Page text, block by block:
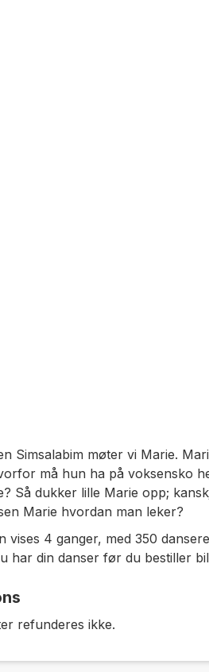
Simsalabim møter vi Marie.
må hun ha på voksensko
Så dukker lille Marie opp;
Marie hvordan man leker?
vises 4 ganger, med 350
har din danser før du bestiller
refunderes ikke.